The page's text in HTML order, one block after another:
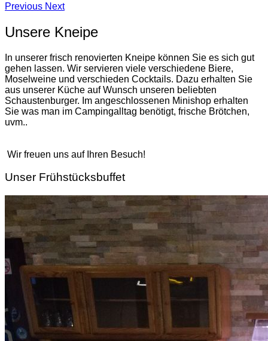
Previous Next
Unsere Kneipe
In unserer frisch renovierten Kneipe können Sie es sich gut
gehen lassen. Wir servieren viele verschiedene Biere,
Moselweine und verschieden Cocktails. Dazu erhalten Sie
aus unserer Küche auf Wunsch unseren beliebten
Schaustenburger. Im angeschlossenen Minishop erhalten
Sie was man im Campingalltag benötigt, frische Brötchen,
uvm..
Wir freuen uns auf Ihren Besuch!
Unser Frühstücksbuffet